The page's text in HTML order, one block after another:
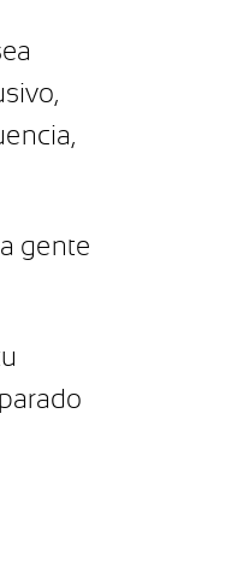
gente